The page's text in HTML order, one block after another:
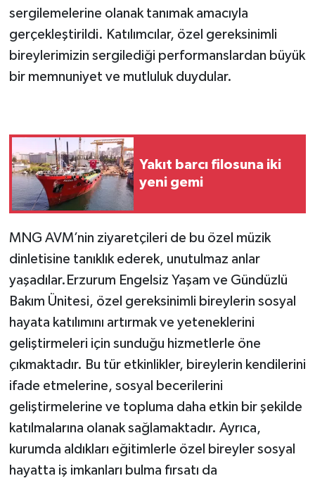
sergilemelerine olanak tanımak amacıyla
gerçekleştirildi. Katılımcılar, özel gereksinimli
bireylerimizin sergilediği performanslardan büyük
bir memnuniyet ve mutluluk duydular.
Yakıt barcı filosuna iki
yeni gemi
MNG AVM’nin ziyaretçileri de bu özel müzik
dinletisine tanıklık ederek, unutulmaz anlar
yaşadılar.Erzurum Engelsiz Yaşam ve Gündüzlü
Bakım Ünitesi, özel gereksinimli bireylerin sosyal
hayata katılımını artırmak ve yeteneklerini
geliştirmeleri için sunduğu hizmetlerle öne
çıkmaktadır. Bu tür etkinlikler, bireylerin kendilerini
ifade etmelerine, sosyal becerilerini
geliştirmelerine ve topluma daha etkin bir şekilde
katılmalarına olanak sağlamaktadır. Ayrıca,
kurumda aldıkları eğitimlerle özel bireyler sosyal
hayatta iş imkanları bulma fırsatı da